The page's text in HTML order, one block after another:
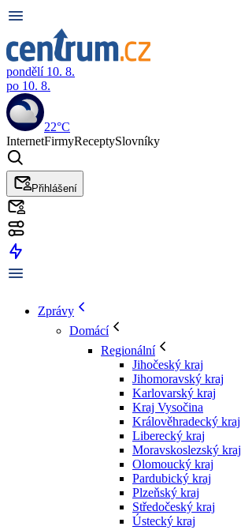
pondělí 10. 8.
po 10. 8.
22°C
InternetFirmyReceptySlovníky
Přihlášení
Zprávy
Domácí
Regionální
Jihočeský kraj
Jihomoravský kraj
Karlovarský kraj
Kraj Vysočina
Králověhradecký kraj
Liberecký kraj
Moravskoslezský kraj
Olomoucký kraj
Pardubický kraj
Plzeňský kraj
Středočeský kraj
Ústecký kraj